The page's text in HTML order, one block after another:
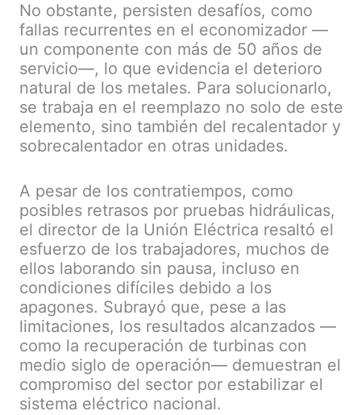
No obstante, persisten desafíos, como
fallas recurrentes en el economizador —
un componente con más de 50 años de
servicio—, lo que evidencia el deterioro
natural de los metales. Para solucionarlo,
se trabaja en el reemplazo no solo de este
elemento, sino también del recalentador y
sobrecalentador en otras unidades.
A pesar de los contratiempos, como
posibles retrasos por pruebas hidráulicas,
el director de la Unión Eléctrica resaltó el
esfuerzo de los trabajadores, muchos de
ellos laborando sin pausa, incluso en
condiciones difíciles debido a los
apagones. Subrayó que, pese a las
limitaciones, los resultados alcanzados —
como la recuperación de turbinas con
medio siglo de operación— demuestran el
compromiso del sector por estabilizar el
sistema eléctrico nacional.